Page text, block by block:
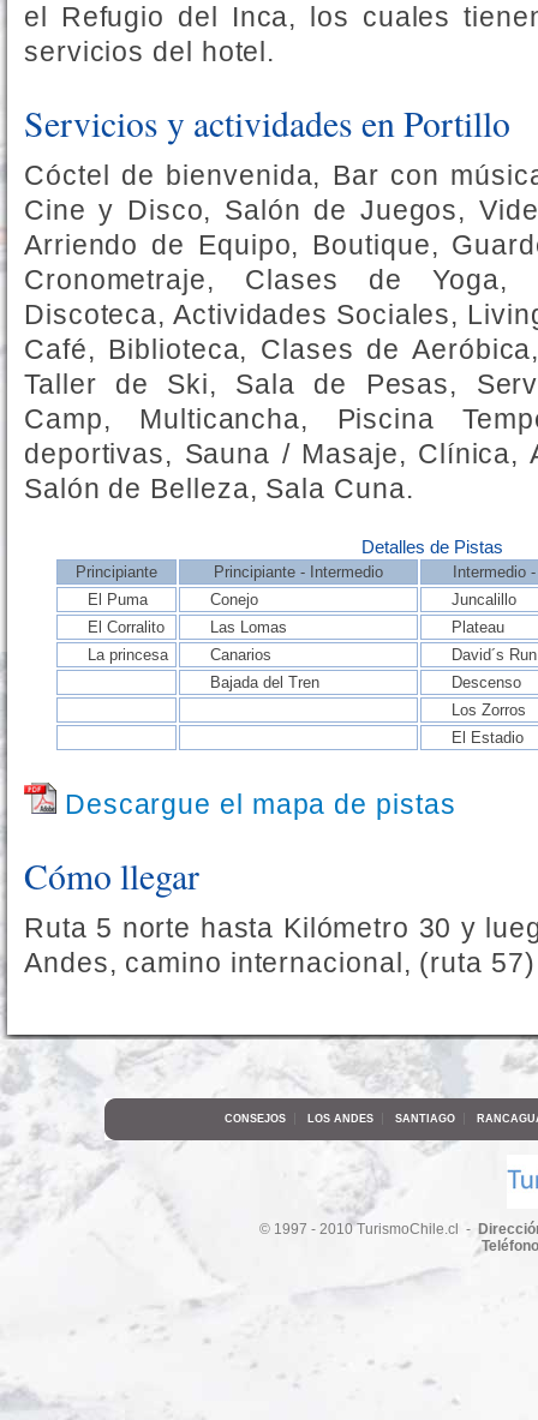
el Refugio del Inca, los cuales
servicios del hotel.
Servicios y actividades en Portillo
Cóctel de bienvenida, Bar con
Cine y Disco, Salón de Juegos,
Arriendo de Equipo, Boutique,
Cronometraje, Clases de Yoga,
Discoteca, Actividades Sociales,
Café, Biblioteca, Clases de
Taller de Ski, Sala de Pesas,
Camp, Multicancha, Piscina
deportivas, Sauna / Masaje, Clínica,
Salón de Belleza, Sala Cuna.
Detalles de Pistas
Principiante Principiante - Intermedio
Intermedio
El Puma
Conejo
Juncalillo
El Corralito
Las Lomas
Plateau
La princesa
Canarios
David´s Run
Bajada del Tren
Descenso
Los Zorros
El Estadio
Descargue el mapa de pistas
Cómo llegar
Ruta 5 norte hasta Kilómetro 30 y
Andes, camino internacional, (ruta
CONSEJOS LOS ANDES SANTIAGO
© 1997 - 2010 TurismoChile.cl -
Teléfono